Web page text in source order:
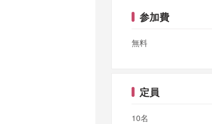
参加費
無料
定員
10名